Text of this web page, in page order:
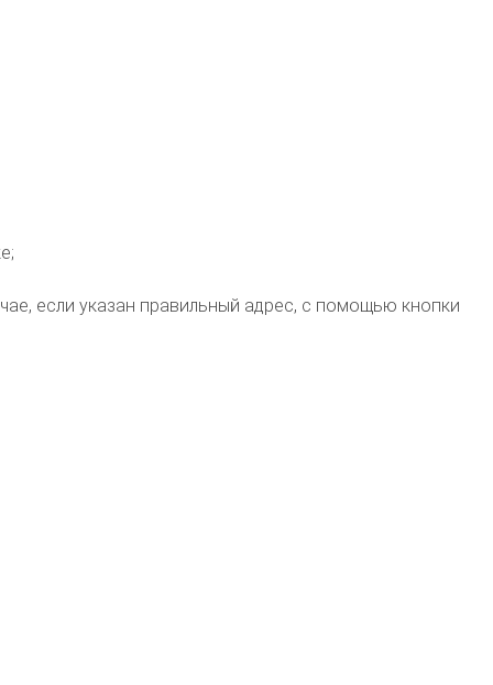
если указан правильный адрес, с помощью кнопки